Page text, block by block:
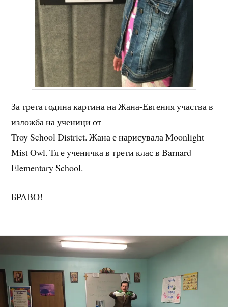
За трета година картина на Жана-Евгения участва в
изложба на ученици от
Troy School District. Жана е нарисувала Moonlight
Mist Owl. Тя е ученичка в трети клас в Barnard
Elementary School.
БРАВО!